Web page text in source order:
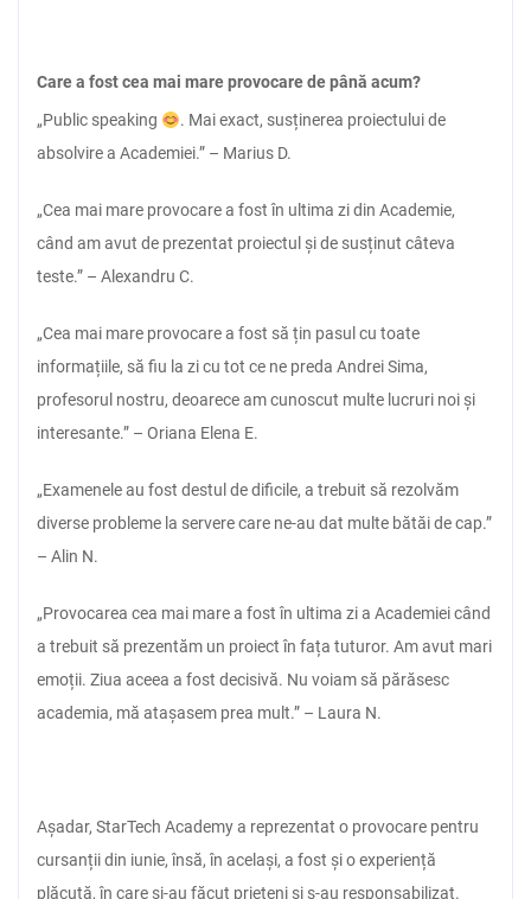
Care a fost cea mai mare provocare de până acum?
„Public speaking
. Mai exact, susținerea proiectului de
absolvire a Academiei.” – Marius D.
„Cea mai mare provocare a fost în ultima zi din Academie,
când am avut de prezentat proiectul și de susținut câteva
teste.” – Alexandru C.
„Cea mai mare provocare a fost să țin pasul cu toate
informațiile, să fiu la zi cu tot ce ne preda Andrei Sima,
profesorul nostru, deoarece am cunoscut multe lucruri noi și
interesante.” – Oriana Elena E.
„Examenele au fost destul de dificile, a trebuit să rezolvăm
diverse probleme la servere care ne-au dat multe bătăi de cap.”
– Alin N.
„Provocarea cea mai mare a fost în ultima zi a Academiei când
a trebuit să prezentăm un proiect în fața tuturor. Am avut mari
emoții. Ziua aceea a fost decisivă. Nu voiam să părăsesc
academia, mă atașasem prea mult.” – Laura N.
Așadar, StarTech Academy a reprezentat o provocare pentru
cursanții din iunie, însă, în același, a fost și o experiență
plăcută, în care și-au făcut prieteni și s-au responsabilizat.